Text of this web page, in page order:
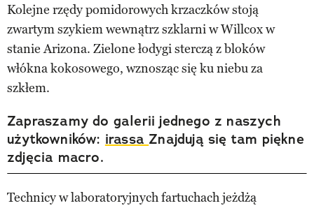
Kolejne rzędy pomidorowych krzaczków stoją
zwartym szykiem wewnątrz szklarni w Willcox w
stanie Arizona. Zielone łodygi sterczą z bloków
włókna kokosowego, wznosząc się ku niebu za
szkłem.
Zapraszamy do galerii jednego z naszych
użytkowników: irassa Znajdują się tam piękne
zdjęcia macro.
Technicy w laboratoryjnych fartuchach jeżdżą